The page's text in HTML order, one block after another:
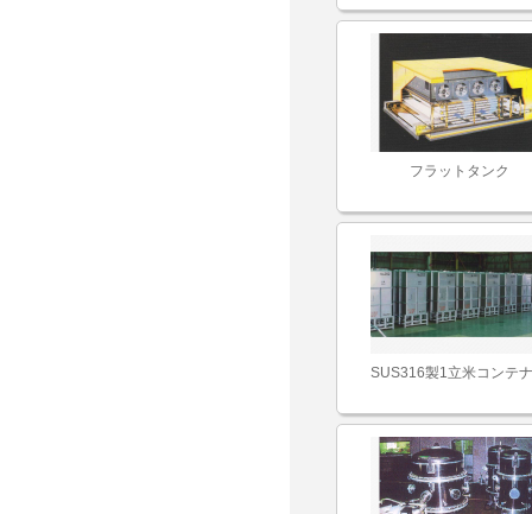
フラットタンク
SUS316製1立米コンテ